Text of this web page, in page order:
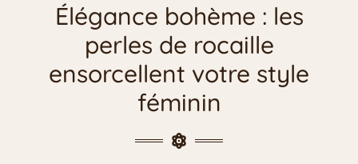
Élégance bohème : les
perles de rocaille
ensorcellent votre style
féminin